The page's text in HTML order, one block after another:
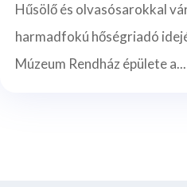
Hűsölő és olvasósarokkal
harmadfokú hőségriadó
Múzeum Rendház épülete a...